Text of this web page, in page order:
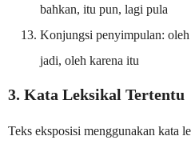
bahkan, itu pun, lagi pula
Konjungsi penyimpulan:
jadi, oleh karena itu
3. Kata Leksikal Tertentu
Teks eksposisi menggunakan kata